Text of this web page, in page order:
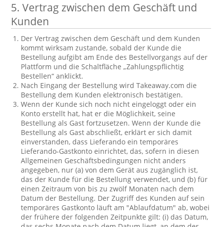
5. Vertrag zwischen dem Geschäft und
Kunden
Der Vertrag zwischen dem Geschäft und dem Kunden
kommt wirksam zustande, sobald der Kunde die
Bestellung aufgibt am Ende des Bestellvorgangs auf der
Plattform und die Schaltfläche „Zahlungspflichtig
Bestellen“ anklickt.
Nach Eingang der Bestellung wird Takeaway.com die
Bestellung dem Kunden elektronisch bestätigen.
Wenn der Kunde sich noch nicht eingeloggt oder ein
Konto erstellt hat, hat er die Möglichkeit, seine
Bestellung als Gast fortzusetzen. Wenn der Kunde die
Bestellung als Gast abschließt, erklärt er sich damit
einverstanden, dass Lieferando ein temporäres
Lieferando-Gastkonto einrichtet, das, sofern in diesen
Allgemeinen Geschäftsbedingungen nicht anders
angegeben, nur (a) von dem Gerät aus zugänglich ist,
das der Kunde für die Bestellung verwendet, und (b) für
einen Zeitraum von bis zu zwölf Monaten nach dem
Datum der Bestellung. Der Zugriff des Kunden auf sein
temporäres Gastkonto läuft am "Ablaufdatum" ab, wobei
der frühere der folgenden Zeitpunkte gilt: (i) das Datum,